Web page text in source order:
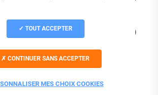
à EQUIP AUTO
TOUT ACCEPTER
CONTINUER SANS ACCEPTER
MES CHOIX COOKIES